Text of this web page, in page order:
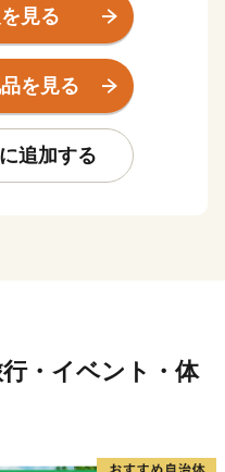
す。豊かな土壌に育ま
グーの産地として知ら
れている今帰仁城跡
の眺望は沖縄を代表す
はすべて今帰仁村の地
見る
を見る
追加する
・イベント・体